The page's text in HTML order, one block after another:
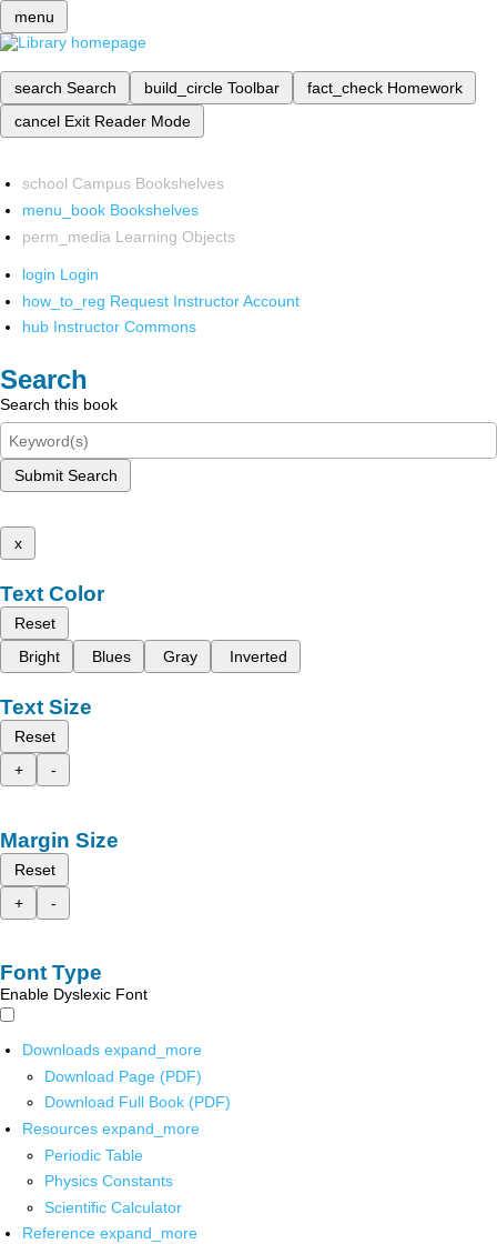
menu
search Search build_circle Toolbar fact_check Homework
cancel Exit Reader Mode
school Campus Bookshelves
menu_book Bookshelves
perm_media Learning Objects
login Login
how_to_reg Request Instructor Account
hub Instructor Commons
Search
Search this book
Submit Search
x
Text Color
Reset
Bright
Blues Gray Inverted
Text Size
Reset
+
-
Margin Size
Reset
+
-
Font Type
Enable Dyslexic Font
Downloads expand_more
Download Page (PDF)
Download Full Book (PDF)
Resources expand_more
Periodic Table
Physics Constants
Scientific Calculator
Reference expand_more